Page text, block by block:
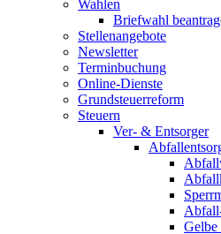
Wahlen
Briefwahl
Stellenangebote
Newsletter
Terminbuchung
Online-Dienste
Grundsteuerreform
Steuern
Ver- & Entsorger
Gelbe